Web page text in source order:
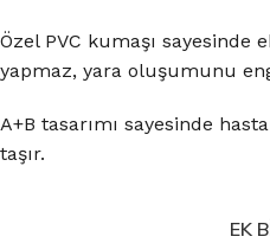
Özel PVC kumaşı
yapmaz, yara oluşumunu
A+B tasarımı sayesinde
taşır.
EK